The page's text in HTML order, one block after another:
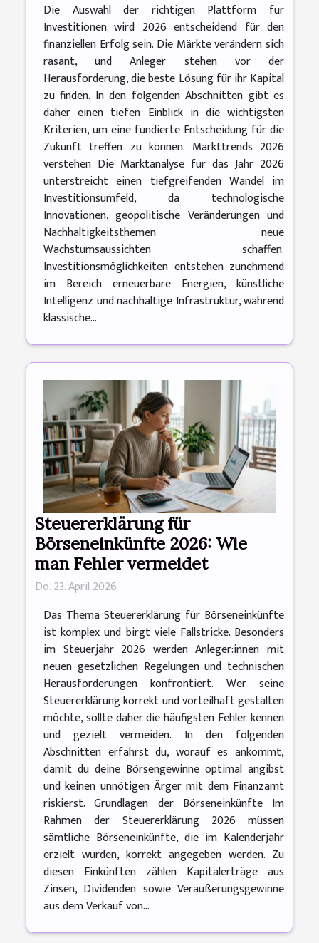
Die Auswahl der richtigen Plattform für
Investitionen wird 2026 entscheidend für den
finanziellen Erfolg sein. Die Märkte verändern sich
rasant, und Anleger stehen vor der
Herausforderung, die beste Lösung für ihr Kapital
zu finden. In den folgenden Abschnitten gibt es
daher einen tiefen Einblick in die wichtigsten
Kriterien, um eine fundierte Entscheidung für die
Zukunft treffen zu können. Markttrends 2026
verstehen Die Marktanalyse für das Jahr 2026
unterstreicht einen tiefgreifenden Wandel im
Investitionsumfeld, da technologische
Innovationen, geopolitische Veränderungen und
Nachhaltigkeitsthemen neue
Wachstumsaussichten schaffen.
Investitionsmöglichkeiten entstehen zunehmend
im Bereich erneuerbare Energien, künstliche
Intelligenz und nachhaltige Infrastruktur, während
klassische...
Steuererklärung für
Börseneinkünfte 2026: Wie
man Fehler vermeidet
Do. 23. April 2026
Das Thema Steuererklärung für Börseneinkünfte
ist komplex und birgt viele Fallstricke. Besonders
im Steuerjahr 2026 werden Anleger:innen mit
neuen gesetzlichen Regelungen und technischen
Herausforderungen konfrontiert. Wer seine
Steuererklärung korrekt und vorteilhaft gestalten
möchte, sollte daher die häufigsten Fehler kennen
und gezielt vermeiden. In den folgenden
Abschnitten erfährst du, worauf es ankommt,
damit du deine Börsengewinne optimal angibst
und keinen unnötigen Ärger mit dem Finanzamt
riskierst. Grundlagen der Börseneinkünfte Im
Rahmen der Steuererklärung 2026 müssen
sämtliche Börseneinkünfte, die im Kalenderjahr
erzielt wurden, korrekt angegeben werden. Zu
diesen Einkünften zählen Kapitalerträge aus
Zinsen, Dividenden sowie Veräußerungsgewinne
aus dem Verkauf von...